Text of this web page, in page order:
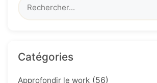
Catégories
Approfondir le work (56)